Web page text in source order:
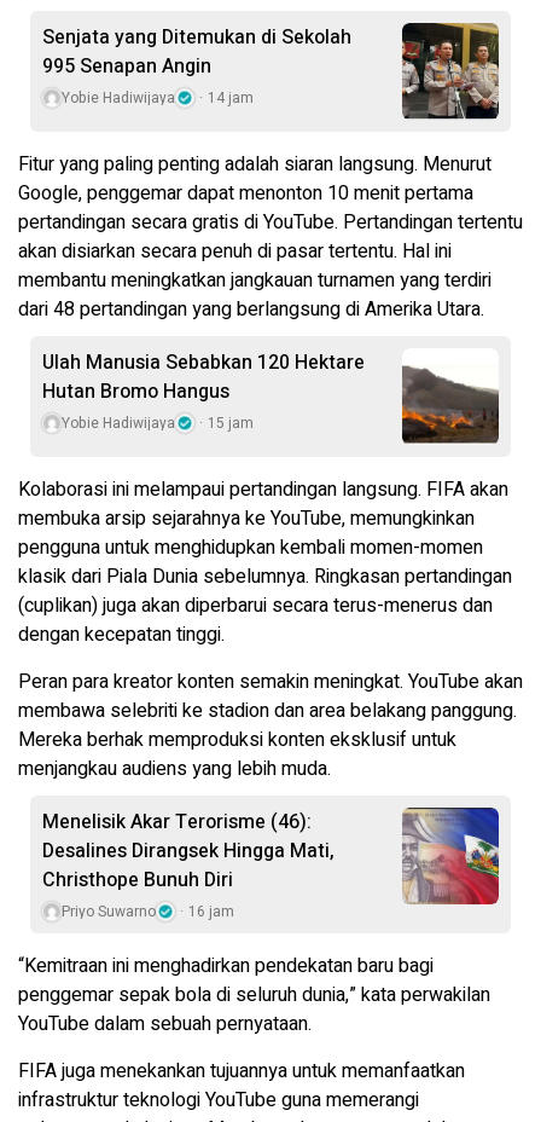
Senjata yang Ditemukan di Sekolah
995 Senapan Angin
Yobie Hadiwijaya 14 jam
Fitur yang paling penting adalah siaran langsung. Menurut
Google, penggemar dapat menonton 10 menit pertama
pertandingan secara gratis di YouTube. Pertandingan tertentu
akan disiarkan secara penuh di pasar tertentu. Hal ini
membantu meningkatkan jangkauan turnamen yang terdiri
dari 48 pertandingan yang berlangsung di Amerika Utara.
Ulah Manusia Sebabkan 120 Hektare
Hutan Bromo Hangus
Yobie Hadiwijaya 15 jam
Kolaborasi ini melampaui pertandingan langsung. FIFA akan
membuka arsip sejarahnya ke YouTube, memungkinkan
pengguna untuk menghidupkan kembali momen-momen
klasik dari Piala Dunia sebelumnya. Ringkasan pertandingan
(cuplikan) juga akan diperbarui secara terus-menerus dan
dengan kecepatan tinggi.
Peran para kreator konten semakin meningkat. YouTube akan
membawa selebriti ke stadion dan area belakang panggung.
Mereka berhak memproduksi konten eksklusif untuk
menjangkau audiens yang lebih muda.
Menelisik Akar Terorisme (46):
Desalines Dirangsek Hingga Mati,
Christhope Bunuh Diri
Priyo Suwarno 16 jam
“Kemitraan ini menghadirkan pendekatan baru bagi
penggemar sepak bola di seluruh dunia,” kata perwakilan
YouTube dalam sebuah pernyataan.
FIFA juga menekankan tujuannya untuk memanfaatkan
infrastruktur teknologi YouTube guna memerangi